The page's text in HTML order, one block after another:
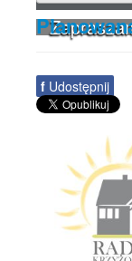
f Udostępnij